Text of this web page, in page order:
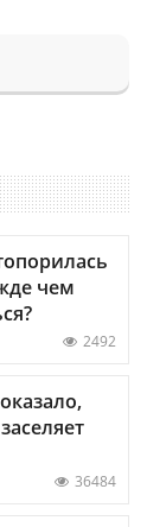
чем
2492
36484